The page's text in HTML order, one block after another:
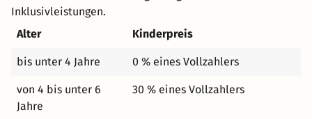
Inklusivleistungen.
Alter
Kinderpreis
bis unter 4 Jahre 0 % eines Vollzahlers
von 4 bis unter 6
Jahre
30 % eines Vollzahlers